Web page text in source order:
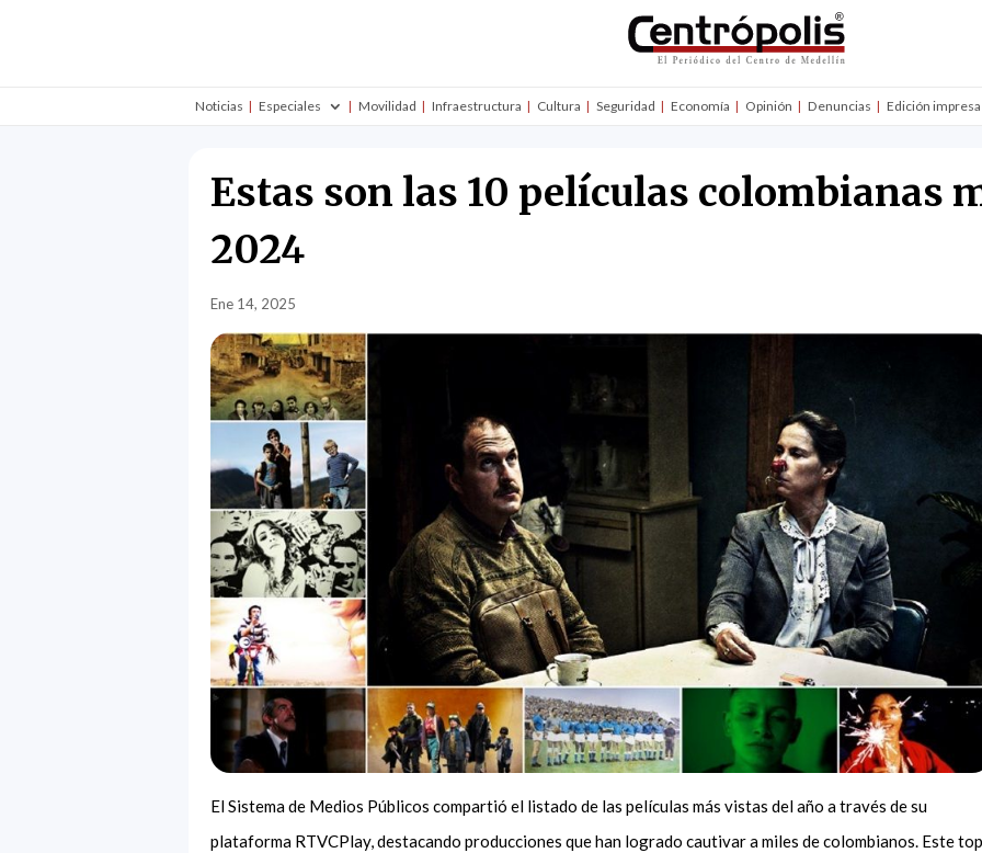
Noticias Especiales Movilidad Infraestructura Cultura Seguridad Economía Opinión Denuncias Edición impresa
Estas son las 10 películas colombianas
2024
Ene 14, 2025
El Sistema de Medios Públicos compartió el listado de las películas más vistas del año a través de su
plataforma RTVCPlay, destacando producciones que han logrado cautivar a miles de colombianos. Este top